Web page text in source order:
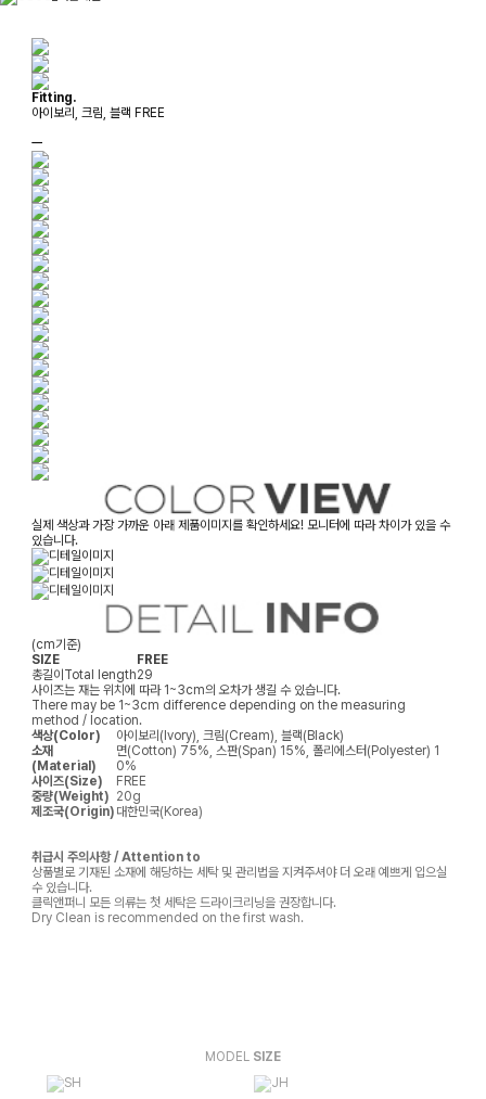
Fitting.
아이보리, 크림, 블랙 FREE
ㅡ
실제 색상과 가장 가까운 아래 제품이미지를 확인하세요! 모니터에 따라 차이가 있을 수
있습니다.
(cm기준)
SIZE
FREE
총길이Total length29
사이즈는 재는 위치에 따라 1~3cm의 오차가 생길 수 있습니다.
There may be 1~3cm difference depending on the measuring
method / location.
색상(Color)
아이보리(Ivory), 크림(Cream), 블랙(Black)
소재
(Material)
면(Cotton) 75%, 스판(Span) 15%, 폴리에스터(Polyester) 1
0%
사이즈(Size)
FREE
중량(Weight) 20g
제조국(Origin) 대한민국(Korea)
취급시 주의사항 / Attention to
상품별로 기재된 소재에 해당하는 세탁 및 관리법을 지켜주셔야 더 오래 예쁘게 입으실
수 있습니다.
클릭앤퍼니 모든 의류는 첫 세탁은 드라이크리닝을 권장합니다.
Dry Clean is recommended on the first wash.
MODEL SIZE